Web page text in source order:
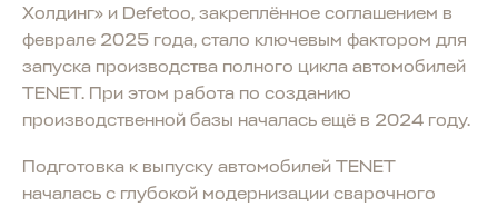
Холдинг» и Defetoo, закреплённое соглашением в
феврале 2025 года, стало ключевым фактором для
запуска производства полного цикла автомобилей
TENET. При этом работа по созданию
производственной базы началась ещё в 2024 году.
Подготовка к выпуску автомобилей TENET
началась с глубокой модернизации сварочного